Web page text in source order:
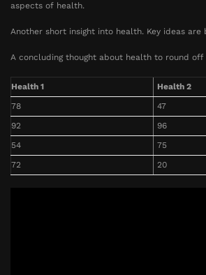
aspects of health.
Another short insight into health. Key ideas are
A concluding thought about health to round
Health 1
Health 2
78
47
92
96
54
75
72
20